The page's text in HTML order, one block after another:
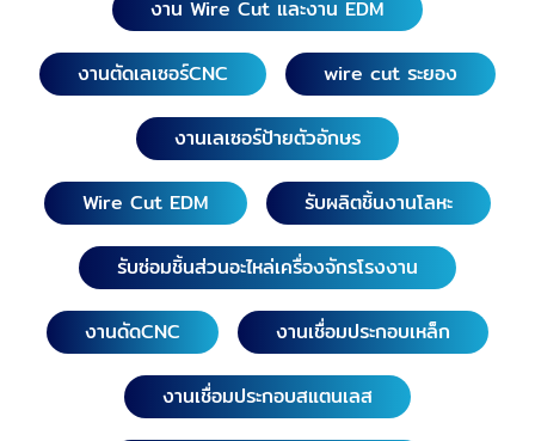
สมุทรสาคร, สิงห์บุรี, สุโขทัย, สุพรรณบุรี, สระบุรี, ลพบุรี,
สมุทรปราการ, งานกัดโลหะด้วย EDM อ่างทอง, อุทัยธานี,
กำแพงเพชร, ชัยนาท, นครนายก, นครปฐม, นครสวรรค์,
งานกัดโลหะด้วย EDM เชียงใหม่, เชียงราย, น่าน, พะเยา,
แพร่, แม่ฮ่องสอน, ลำปาง, งานกัดโลหะด้วย EDM ลำพูน,
EDM ชลบุรี, ตราด, ปราจีนบุรี, ระยอง, สระแก้ว, จันทบุรี,
ฉะเชิงเทรา, กาญจนบุรี, ตาก, ประจวบคีรีขันธ์, เพชรบุรี,
ราชบุรี งานกัดโลหะด้วย EDM ขอนแก่น, ชัยภูมิ, นครพนม,
งานกัดโลหะด้วย EDM นครราชสีมา, กาฬสินธุ์, บึงกาฬ,
บุรีรัมย์, มหาสารคาม, มุกดาหาร, ยโสธร, ร้อยเอ็ด, เลย,
งานกัดโลหะด้วย EDM สกลนคร, สุรินทร์, ศรีสะเกษ,
หนองคาย, หนองบัวลำภู, อุดรธานี, อุบลราชธานี,
อำนาจเจริญ งานกัดโลหะด้วย EDM นครศรีธรรมราช,
งาน Wire Cut และงาน EDM
งานตัดเลเซอร์CNC wire cut ระยอง
งานเลเซอร์ป้ายตัวอักษร
Wire Cut EDM รับผลิตชิ้นงานโลหะ
รับซ่อมชิ้นส่วนอะไหล่เครื่องจักรโรงงาน
งานดัดCNC งานเชื่อมประกอบเหล็ก
งานเชื่อมประกอบสแตนเลส